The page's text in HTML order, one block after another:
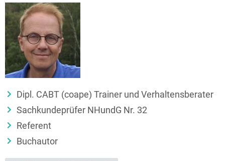
Dipl. CABT (coape) Trainer und Verhaltensberater
Sachkundeprüfer NHundG Nr. 32
Referent
Buchautor